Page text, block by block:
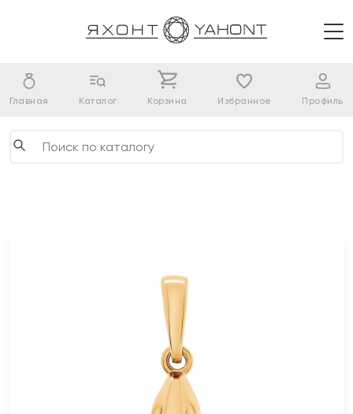
Главная Каталог Корзина Избранное Профиль